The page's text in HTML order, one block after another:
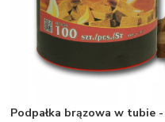
Podpałka brązowa w tubie